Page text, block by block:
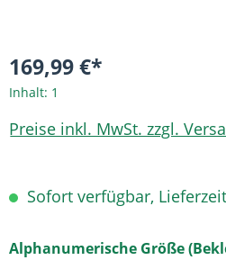
169,99 €*
Inhalt: 1
Preise inkl. MwSt. zzgl.
Sofort verfügbar,
Alphanumerische Größe